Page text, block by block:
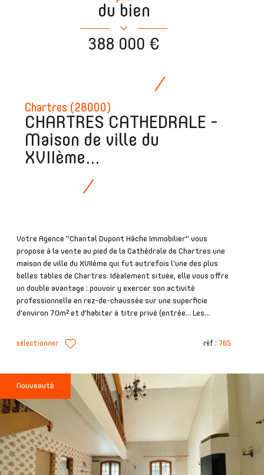
Chartres (28000)
CHARTRES CATHEDRALE -
Maison de ville du
XVIIème...
Votre Agence "Chantal Dupont Hâche Immobilier" vous
propose à la vente au pied de la Cathédrale de Chartres une
maison de ville du XVIIème qui fut autrefois l'une des plus
belles tables de Chartres. Idéalement située, elle vous offre
un double avantage : pouvoir y exercer son activité
professionnelle en rez-de-chaussée sur une superficie
d'environ 70m² et d'habiter à titre privé (entrée... Les...
du bien
388 000 €
sélectionner réf : 765
Nouveauté